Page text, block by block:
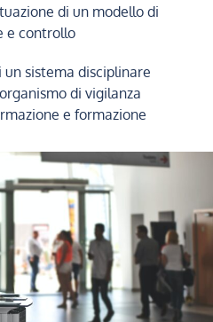
di un modello di
e controllo
un sistema disciplinare
di vigilanza
e formazione